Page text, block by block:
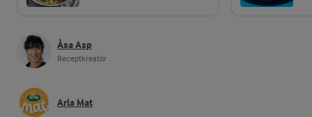
Åsa Asp
Receptkreatör
Arla Mat